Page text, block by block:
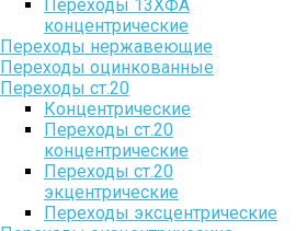
Переходы 13ХФА
концентрические
Переходы нержавеющие
Переходы оцинкованные
Переходы ст.20
Концентрические
Переходы ст.20
концентрические
Переходы ст.20
экцентрические
Переходы эксцентрические